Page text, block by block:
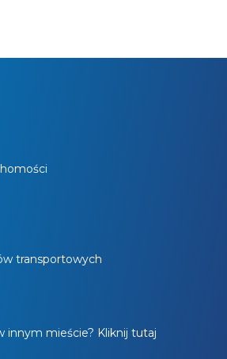
transportowych
innym mieście? Kliknij tutaj